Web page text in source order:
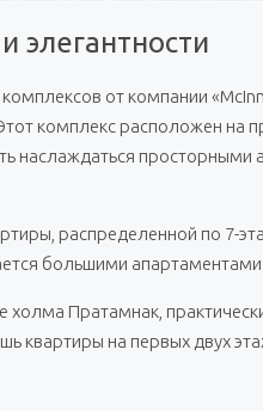
элегантности
от компании
комплекс расположен на
наслаждаться
распределенной по 7-
большими
холма Пратамнак,
на первых двух